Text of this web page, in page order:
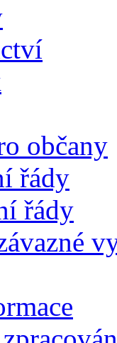
občany
řády
řády